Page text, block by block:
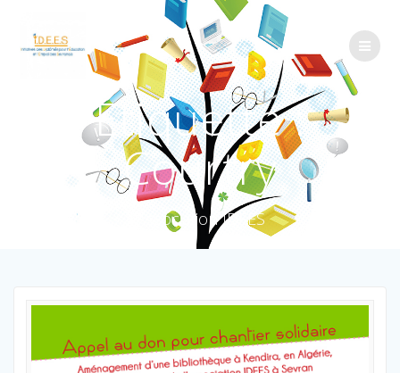
Étiquette :
Courtry
Association IDEES